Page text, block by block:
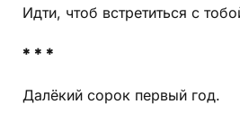
Идти, чтоб встретиться с
* * *
Далёкий сорок первый год.